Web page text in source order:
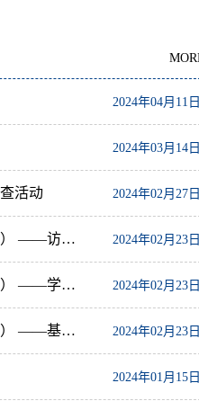
2024年04月11
2024年03月14
活动 2024年02月27
内江师范学院本科教育教学审核评估应知应会（三） ——访谈座谈问题集锦篇 2024年02月23
内江师范学院本科教育教学审核评估应知应会（二） ——学校评建篇 2024年02月23
内江师范学院本科教育教学审核评估应知应会（一） ——基本知识篇 2024年02月23
2024年01月15